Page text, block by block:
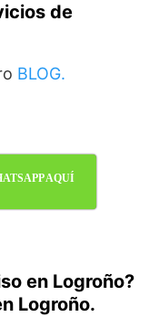
de
BLOG.
AQUÍ
en Logroño?
Logroño.